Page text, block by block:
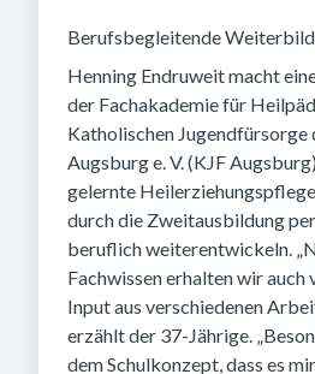
Berufsbegleitende
Henning Endruweit macht
der Fachakademie für
Katholischen Jugendfürsorge
Augsburg e. V. (KJF
gelernte
durch die Zweitausbildung
beruflich weiterentwickeln.
Fachwissen erhalten wir
Input aus verschiedenen
erzählt der 37-Jährige.
dem Schulkonzept, dass es